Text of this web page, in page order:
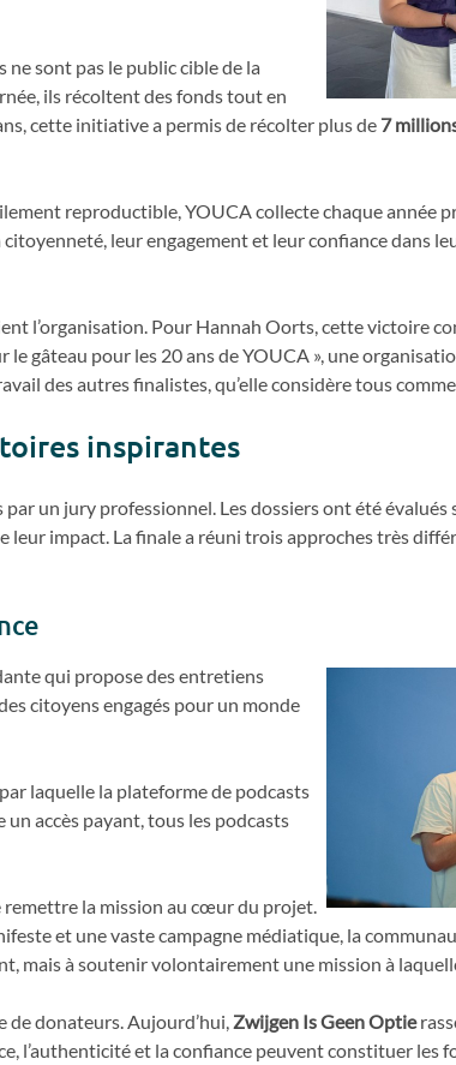
ne sont pas le public cible de la
ils récoltent des fonds tout en
cette initiative a permis de récolter plus de 7
reproductible, YOUCA collecte chaque année
leur engagement et leur confiance dans
l’organisation. Pour Hannah Oorts, cette victoire
gâteau pour les 20 ans de YOUCA », une
des autres finalistes, qu’elle considère tous
inspirantes
un jury professionnel. Les dossiers ont été évalués
impact. La finale a réuni trois approches très
qui propose des entretiens
citoyens engagés pour un monde
laquelle la plateforme de podcasts
accès payant, tous les podcasts
remettre la mission au cœur du projet.
et une vaste campagne médiatique, la
mais à soutenir volontairement une mission à
donateurs. Aujourd’hui, Zwijgen Is Geen Optie
l’authenticité et la confiance peuvent constituer les